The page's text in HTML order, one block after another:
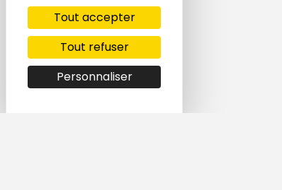
Tout accepter
Tout refuser
Personnaliser